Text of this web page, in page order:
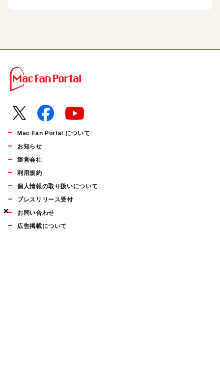
×
×
×
Mac Fan Portal について
お知らせ
運営会社
利用規約
個人情報の取り扱いについて
プレスリリース受付
お問い合わせ
広告掲載について